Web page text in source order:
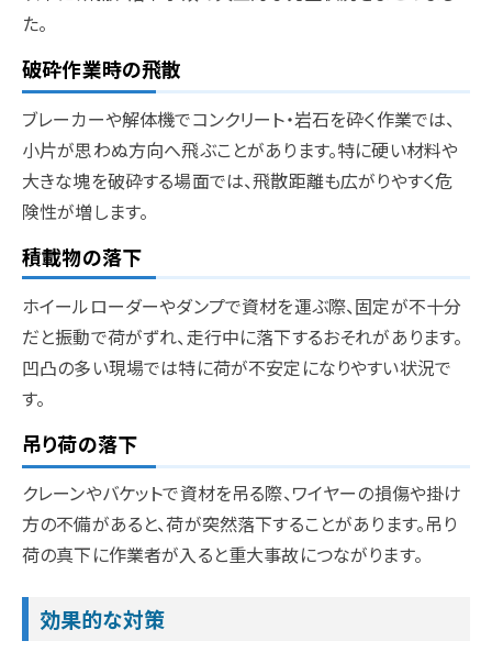
た。
破砕作業時の飛散
ブレーカーや解体機でコンクリート・岩石を砕く作業では、
小片が思わぬ方向へ飛ぶことがあります。特に硬い材料や
大きな塊を破砕する場面では、飛散距離も広がりやすく危
険性が増します。
積載物の落下
ホイールローダーやダンプで資材を運ぶ際、固定が不十分
だと振動で荷がずれ、走行中に落下するおそれがあります。
凹凸の多い現場では特に荷が不安定になりやすい状況で
す。
吊り荷の落下
クレーンやバケットで資材を吊る際、ワイヤーの損傷や掛け
方の不備があると、荷が突然落下することがあります。吊り
荷の真下に作業者が入ると重大事故につながります。
効果的な対策